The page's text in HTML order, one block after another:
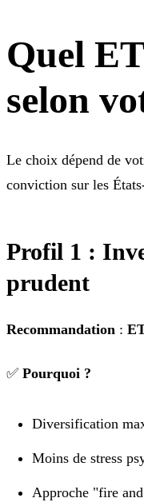
Quel
selon
Le choix dépend de
conviction sur les
Profil 1 :
prudent
Recommandation :
✅ Pourquoi ?
Diversification
Moins de stress
Approche "fire